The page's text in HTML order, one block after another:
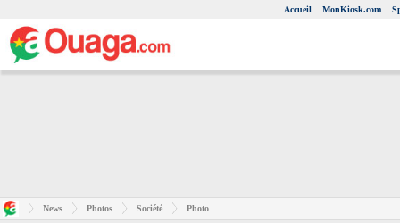
Accueil MonKiosk.com
News Photos Société Photo